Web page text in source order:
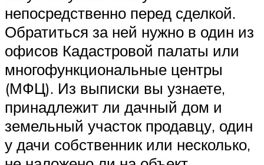
непосредственно перед сделкой.
Обратиться за ней нужно в один из
офисов Кадастровой палаты или
многофункциональные центры
(МФЦ). Из выписки вы узнаете,
принадлежит ли дачный дом и
земельный участок продавцу, один
у дачи собственник или несколько,